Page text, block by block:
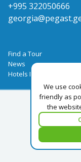
We use
friendly as
the
+995 322050666
Find a Tour
News
Hotels Booking